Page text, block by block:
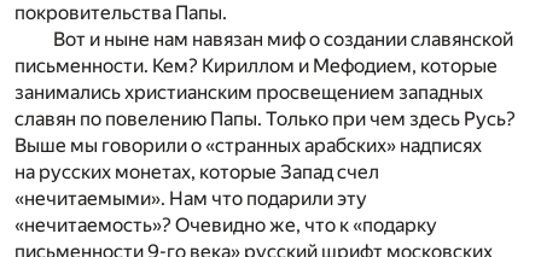
покровительства Папы.
Вот и ныне нам навязан миф о создании славянской
письменности. Кем? Кириллом и Мефодием, которые
занимались христианским просвещением западных
славян по повелению Папы. Только при чем здесь Русь?
Выше мы говорили о «странных арабских» надписях
на русских монетах, которые Запад счел
«нечитаемыми». Нам что подарили эту
«нечитаемость»? Очевидно же, что к «подарку
письменности 9-го века» русский шрифт московских